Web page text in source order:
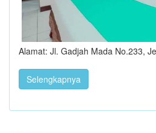
Alamat: Jl. Gadjah Mada No.233,
Selengkapnya